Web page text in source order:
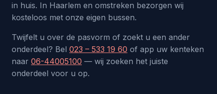
in huis. In Haarlem en omstreken bezorgen wij
kosteloos met onze eigen bussen.
Twijfelt u over de pasvorm of zoekt u een ander
onderdeel? Bel 023 – 533 19 60 of app uw kenteken
naar 06-44005100 — wij zoeken het juiste
onderdeel voor u op.